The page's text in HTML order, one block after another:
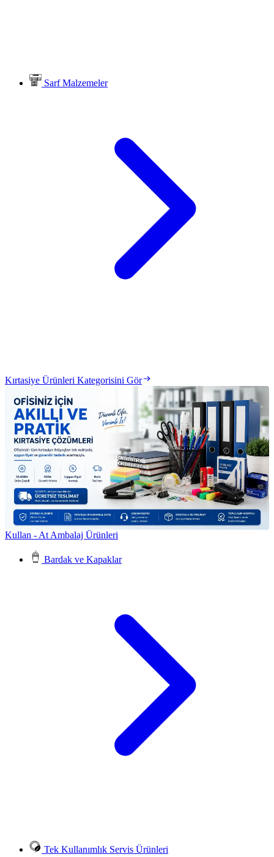
Sarf Malzemeler
Kırtasiye Ürünleri Kategorisini Gör
Kullan - At Ambalaj Ürünleri
Bardak ve Kapaklar
Tek Kullanımlık Servis Ürünleri